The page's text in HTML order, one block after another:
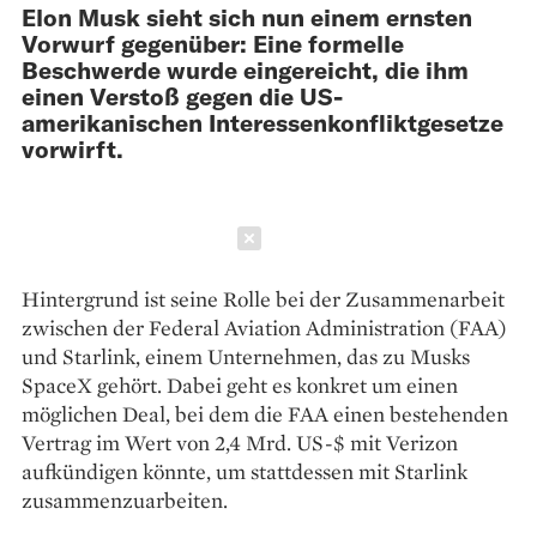
Elon Musk sieht sich nun einem ernsten
Vorwurf gegenüber: Eine formelle
Beschwerde wurde eingereicht, die ihm
einen Verstoß gegen die US-
amerikanischen Interessenkonfliktgesetze
vorwirft.
Hintergrund ist seine Rolle bei der Zusammenarbeit
zwischen der Federal Aviation Administration (FAA)
und Starlink, einem Unternehmen, das zu Musks
SpaceX gehört. Dabei geht es konkret um einen
möglichen Deal, bei dem die FAA einen bestehenden
Vertrag im Wert von 2,4 Mrd. US-$ mit Verizon
aufkündigen könnte, um stattdessen mit Starlink
zusammenzuarbeiten.